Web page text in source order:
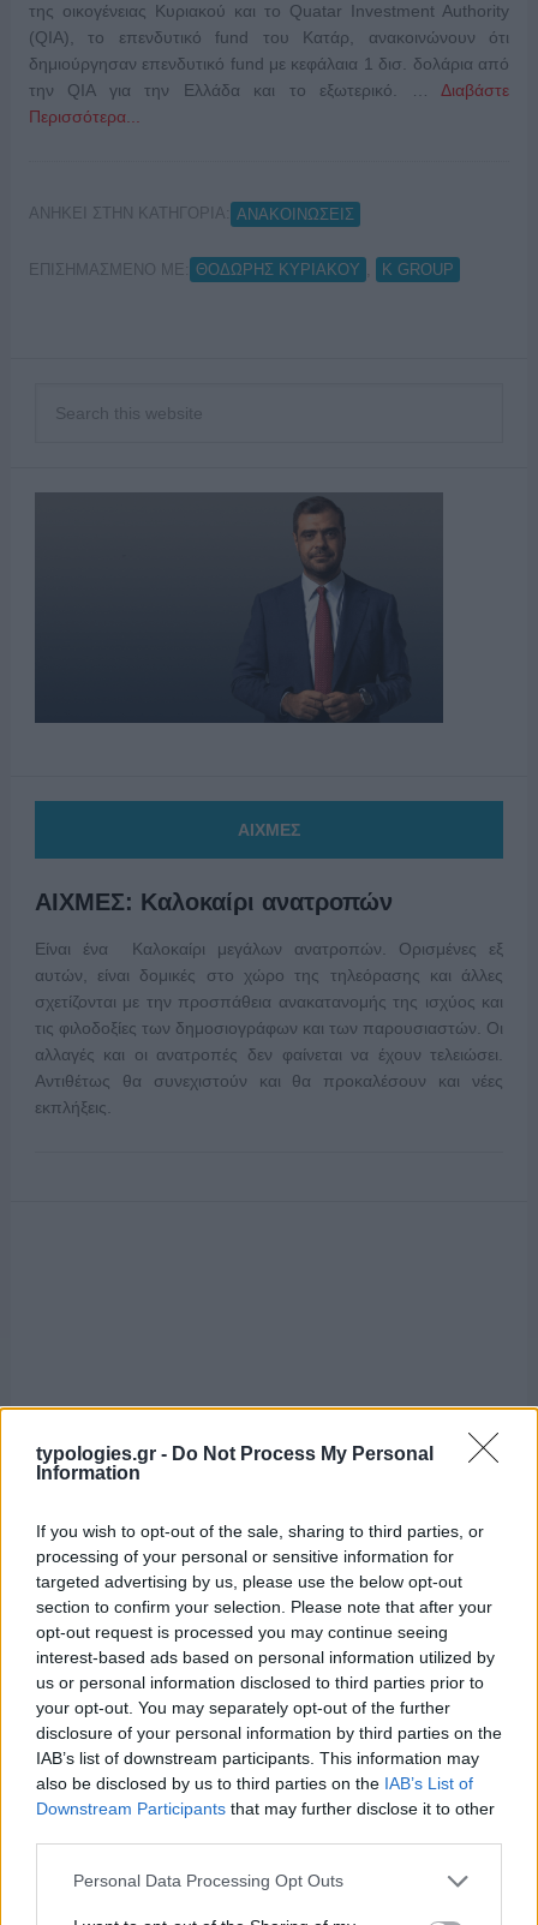
typologies.gr - Do Not Process My Personal
Information
If you wish to opt-out of the sale, sharing to third parties, or
processing of your personal or sensitive information for
targeted advertising by us, please use the below opt-out
section to confirm your selection. Please note that after your
opt-out request is processed you may continue seeing
interest-based ads based on personal information utilized by
us or personal information disclosed to third parties prior to
your opt-out. You may separately opt-out of the further
disclosure of your personal information by third parties on the
IAB’s list of downstream participants. This information may
also be disclosed by us to third parties on the IAB’s List of
Downstream Participants that may further disclose it to other
Please note that this website/app uses one or more Google
Personal Data Processing Opt Outs
της οικογένειας Κυριακού και το Quatar Investment Authority
(QIA), το επενδυτικό fund του Κατάρ, ανακοινώνουν ότι
δημιούργησαν επενδυτικό fund με κεφάλαια 1 δισ. δολάρια από
την QIA για την Ελλάδα και το εξωτερικό. …Διαβάστε
Περισσότερα...
ΑΝΗΚΕΙ ΣΤΗΝ ΚΑΤΗΓΟΡΙΑ: ΑΝΑΚΟΙΝΩΣΕΙΣ
ΕΠΙΣΗΜΑΣΜΕΝΟ ΜΕ: ΘΟΔΩΡΗΣ ΚΥΡΙΑΚΟΥ Κ GROUP
ΑΙΧΜΕΣ
ΑΙΧΜΕΣ: Καλοκαίρι ανατροπών
Είναι ένα Καλοκαίρι μεγάλων ανατροπών. Ορισμένες εξ
αυτών, είναι δομικές στο χώρο της τηλεόρασης και άλλες
σχετίζονται με την προσπάθεια ανακατανομής της ισχύος και
τις φιλοδοξίες των δημοσιογράφων και των παρουσιαστών. Οι
αλλαγές και οι ανατροπές δεν φαίνεται να έχουν τελειώσει.
Αντιθέτως θα συνεχιστούν και θα προκαλέσουν και νέες
εκπλήξεις.